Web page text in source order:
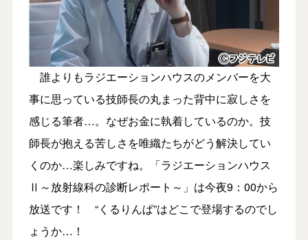
誰よりもラジエーションハウスのメンバーを大
事に思っている技師長の丸まった背中に寂しさを
感じる筆者…。なぜお金に執着しているのか。技
師長が抱える苦しさを唯織たちがどう解決してい
くのか…楽しみですね。「ラジエーションハウス
Ⅱ～放射線科の診断レポート～」は今夜9：00から
放送です！ “くるりんぱ”はどこで登場するのでし
ょうか…！